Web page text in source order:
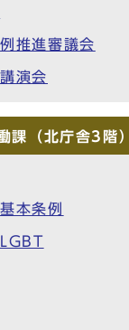
推進審議会
演会
課（北庁舎3階）
本条例